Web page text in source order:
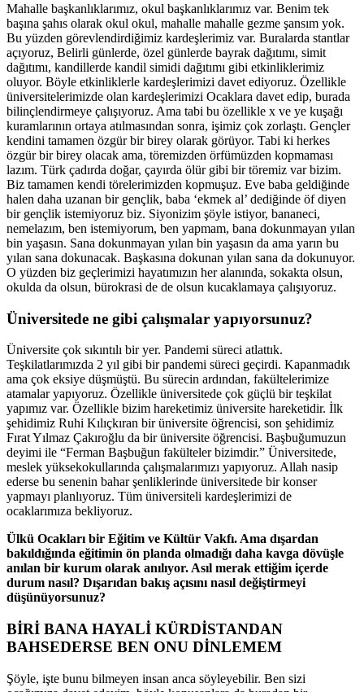
Mahalle başkanlıklarımız, okul başkanlıklarımız var. Benim tek
başına şahıs olarak okul okul, mahalle mahalle gezme şansım yok.
Bu yüzden görevlendirdiğimiz kardeşlerimiz var. Buralarda stantlar
açıyoruz, Belirli günlerde, özel günlerde bayrak dağıtımı, simit
dağıtımı, kandillerde kandil simidi dağıtımı gibi etkinliklerimiz
oluyor. Böyle etkinliklerle kardeşlerimizi davet ediyoruz. Özellikle
üniversitelerimizde olan kardeşlerimizi Ocaklara davet edip, burada
bilinçlendirmeye çalışıyoruz. Ama tabi bu özellikle x ve ye kuşağı
kuramlarının ortaya atılmasından sonra, işimiz çok zorlaştı. Gençler
kendini tamamen özgür bir birey olarak görüyor. Tabi ki herkes
özgür bir birey olacak ama, töremizden örfümüzden kopmaması
lazım. Türk çadırda doğar, çayırda ölür gibi bir töremiz var bizim.
Biz tamamen kendi törelerimizden kopmuşuz. Eve baba geldiğinde
halen daha uzanan bir gençlik, baba ‘ekmek al’ dediğinde öf diyen
bir gençlik istemiyoruz biz. Siyonizim şöyle istiyor, bananeci,
nemelazım, ben istemiyorum, ben yapmam, bana dokunmayan yılan
bin yaşasın. Sana dokunmayan yılan bin yaşasın da ama yarın bu
yılan sana dokunacak. Başkasına dokunan yılan sana da dokunuyor.
O yüzden biz geçlerimizi hayatımızın her alanında, sokakta olsun,
okulda da olsun, bürokrasi de de olsun kucaklamaya çalışıyoruz.
Üniversitede ne gibi çalışmalar yapıyorsunuz?
Üniversite çok sıkıntılı bir yer. Pandemi süreci atlattık.
Teşkilatlarımızda 2 yıl gibi bir pandemi süreci geçirdi. Kapanmadık
ama çok eksiye düşmüştü. Bu sürecin ardından, fakültelerimize
atamalar yapıyoruz. Özellikle üniversitede çok güçlü bir teşkilat
yapımız var. Özellikle bizim hareketimiz üniversite hareketidir. İlk
şehidimiz Ruhi Kılıçkıran bir üniversite öğrencisi, son şehidimiz
Fırat Yılmaz Çakıroğlu da bir üniversite öğrencisi. Başbuğumuzun
deyimi ile “Ferman Başbuğun fakülteler bizimdir.” Üniversitede,
meslek yüksekokullarında çalışmalarımızı yapıyoruz. Allah nasip
ederse bu senenin bahar şenliklerinde üniversitede bir konser
yapmayı planlıyoruz. Tüm üniversiteli kardeşlerimizi de
ocaklarımıza bekliyoruz.
Ülkü Ocakları bir Eğitim ve Kültür Vakfı. Ama dışardan
bakıldığında eğitimin ön planda olmadığı daha kavga dövüşle
anılan bir kurum olarak anılıyor. Asıl merak ettiğim içerde
durum nasıl? Dışarıdan bakış açısını nasıl değiştirmeyi
düşünüyorsunuz?
BİRİ BANA HAYALİ KÜRDİSTANDAN
BAHSEDERSE BEN ONU DİNLEMEM
Şöyle, işte bunu bilmeyen insan anca söyleyebilir. Ben sizi